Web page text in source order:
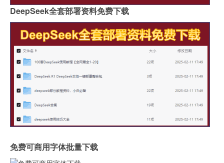
DeepSeek全套部署资料免费下载
免费可商用字体批量下载